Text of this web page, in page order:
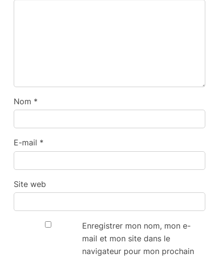
Nom *
E-mail *
Site web
Enregistrer mon nom, mon e-
mail et mon site dans le
navigateur pour mon prochain